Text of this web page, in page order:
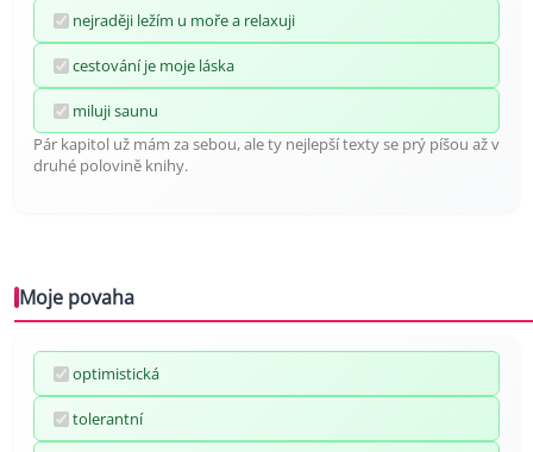
nejraději ležím u moře a relaxuji
cestování je moje láska
miluji saunu
Pár kapitol už mám za sebou, ale ty nejlepší texty se prý píšou až v
druhé polovině knihy.
Moje povaha
optimistická
tolerantní